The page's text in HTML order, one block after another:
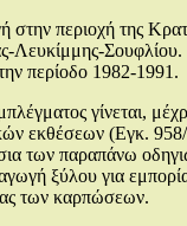
περιοχή της
Λευκίμμης-Σουφλίου.
περίοδο 1982-1991.
γίνεται,
εκθέσεων (Εγκ.
των παραπάνω
ξύλου για
των καρπώσεων.